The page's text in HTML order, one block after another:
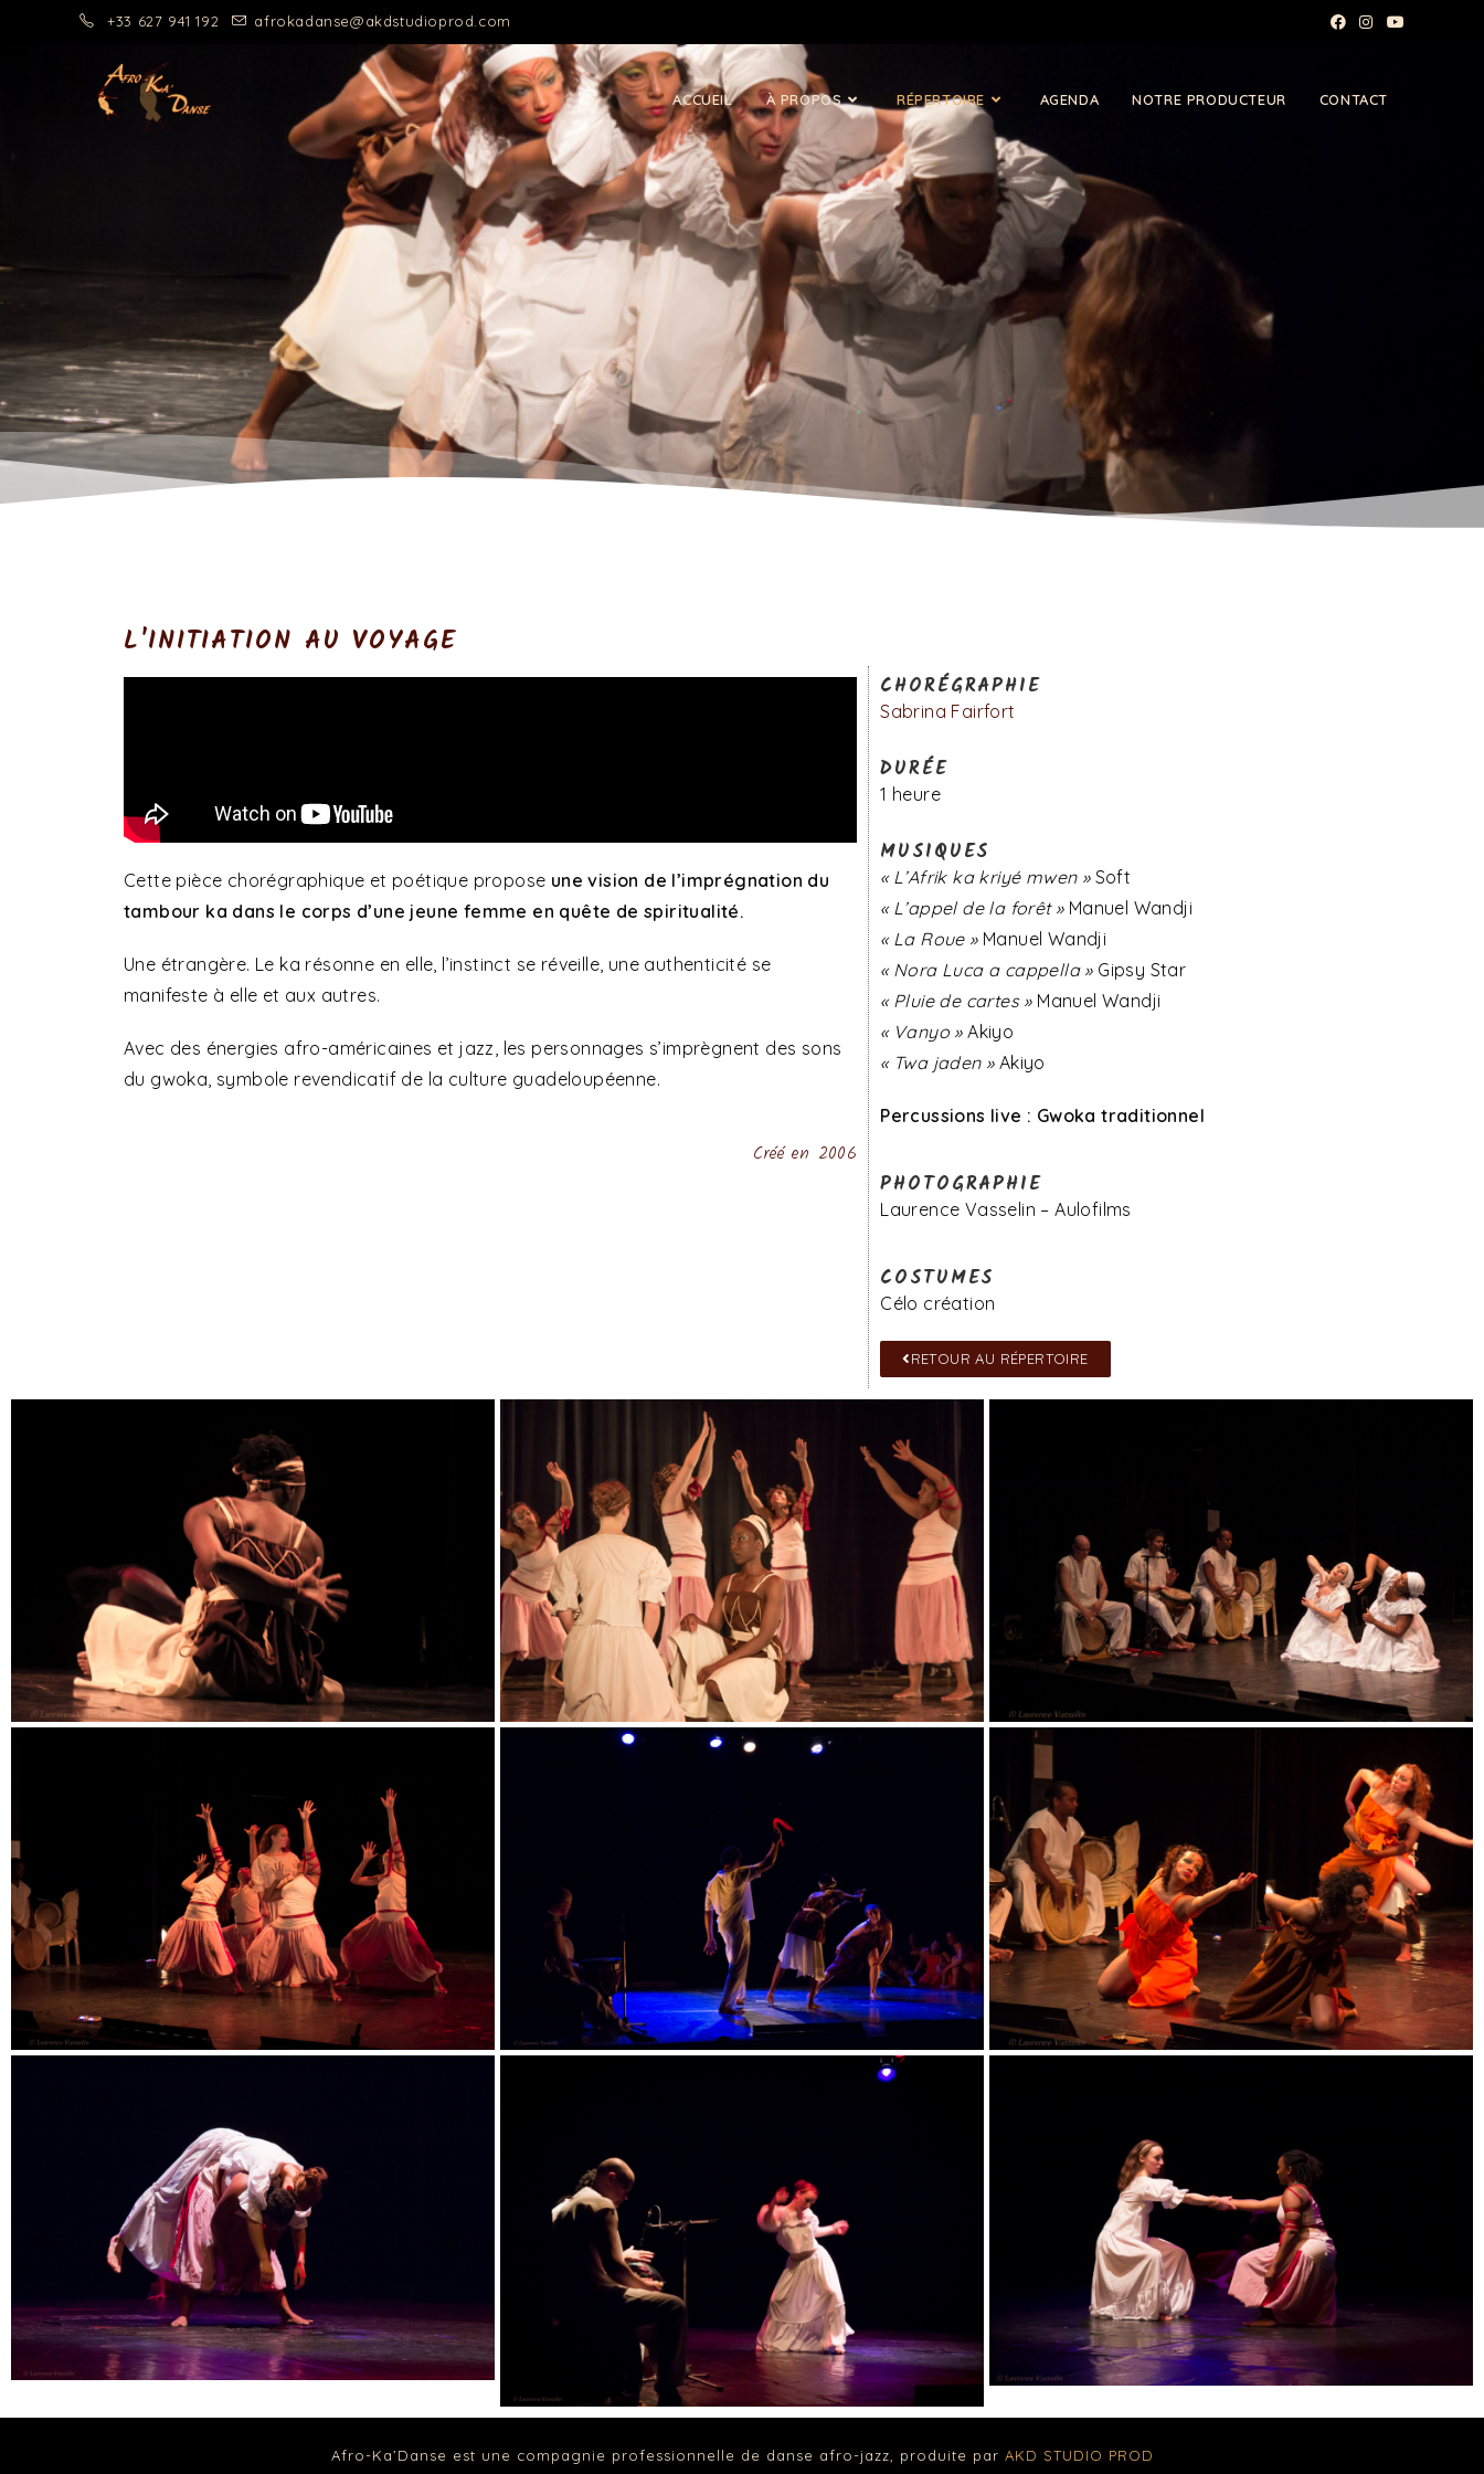
+33 627 941 192 afrokadanse@akdstudioprod.com
ACCUEIL À PROPOS RÉPERTOIRE AGENDA NOTRE PRODUCTEUR CONTACT
L'INITIATION AU VOYAGE
Cette pièce chorégraphique et poétique propose une vision de l’imprégnation du
tambour ka dans le corps d’une jeune femme en quête de spiritualité.
Une étrangère. Le ka résonne en elle, l’instinct se réveille, une authenticité se
manifeste à elle et aux autres.
Avec des énergies afro-américaines et jazz, les personnages s’imprègnent des sons
du gwoka, symbole revendicatif de la culture guadeloupéenne.
Créé en 2006
CHORÉGRAPHIE
Sabrina Fairfort
DURÉE
1 heure
MUSIQUES
« L’Afrik ka kriyé mwen » Soft
« L’appel de la forêt » Manuel Wandji
« La Roue »Manuel Wandji
« Nora Luca a cappella »Gipsy Star
« Pluie de cartes »Manuel Wandji
« Vanyo »Akiyo
« Twa jaden »Akiyo
Percussions live : Gwoka traditionnel
PHOTOGRAPHIE
Laurence Vasselin – Aulofilms
COSTUMES
Célo création
RETOUR AU RÉPERTOIRE
Afro-Ka’Danse est une compagnie professionnelle de danse afro-jazz, produite par AKD STUDIO PROD